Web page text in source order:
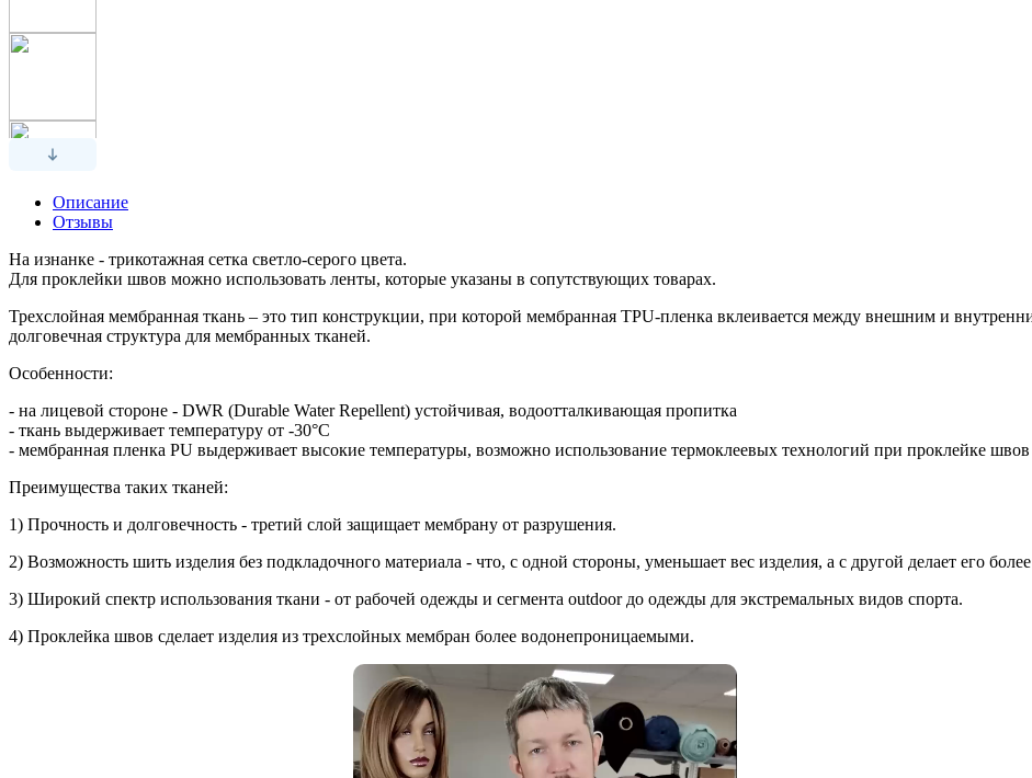
Описание
Отзывы
На изнанке - трикотажная сетка светло-серого цвета.
Для проклейки швов можно использовать ленты, которые указаны в сопутствующих товарах.
Трехслойная мембранная ткань – это тип конструкции, при которой мембранная TPU-пленка вклеивается между внешним и
долговечная структура для мембранных тканей.
Особенности:
- на лицевой стороне - DWR (Durable Water Repellent) устойчивая, водоотталкивающая пропитка
- ткань выдерживает температуру от -30°С
- мембранная пленка PU выдерживает высокие температуры, возможно использование термоклеевых технологий при проклейке
Преимущества таких тканей:
1) Прочность и долговечность - третий слой защищает мембрану от разрушения.
2) Возможность шить изделия без подкладочного материала - что, с одной стороны, уменьшает вес изделия, а с другой делает его
3) Широкий спектр использования ткани - от рабочей одежды и сегмента outdoor до одежды для экстремальных видов спорта.
4) Проклейка швов сделает изделия из трехслойных мембран более водонепроницаемыми.